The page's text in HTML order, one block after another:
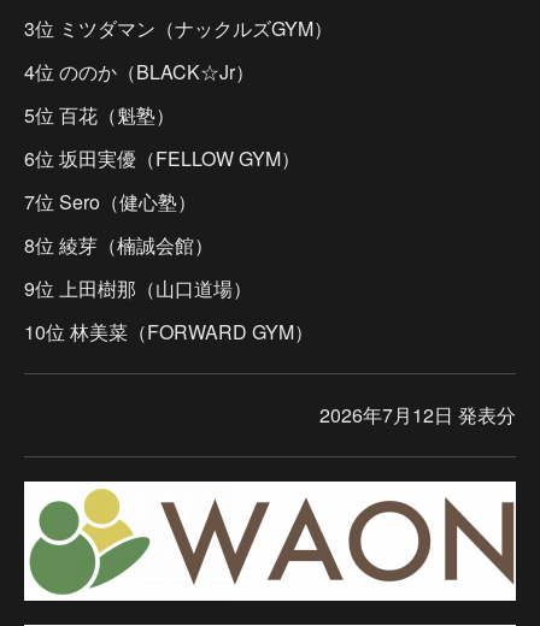
3位 ミツダマン（ナックルズGYM）
4位 ののか（BLACK☆Jr）
5位 百花（魁塾）
6位 坂田実優（FELLOW GYM）
7位 Sero（健心塾）
8位 綾芽（楠誠会館）
9位 上田樹那（山口道場）
10位 林美菜（FORWARD GYM）
2026年7月12日 発表分